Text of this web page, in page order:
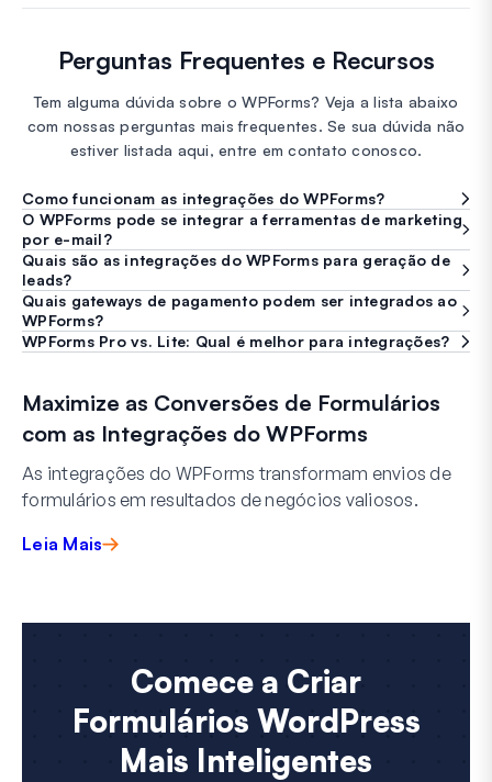
Perguntas Frequentes e Recursos
Tem alguma dúvida sobre o WPForms? Veja a lista abaixo
com nossas perguntas mais frequentes. Se sua dúvida não
estiver listada aqui, entre em contato conosco.
Como funcionam as integrações do WPForms?
O WPForms pode se integrar a ferramentas de marketing
por e-mail?
Quais são as integrações do WPForms para geração de
leads?
Quais gateways de pagamento podem ser integrados ao
WPForms?
WPForms Pro vs. Lite: Qual é melhor para integrações?
Maximize as Conversões de Formulários
com as Integrações do WPForms
As integrações do WPForms transformam envios de
formulários em resultados de negócios valiosos.
Leia Mais
Comece a Criar
Formulários WordPress
Mais Inteligentes